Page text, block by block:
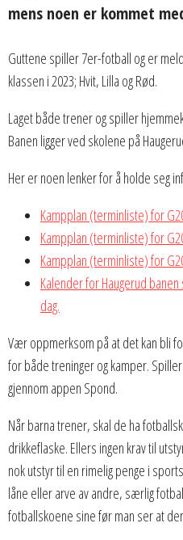
mens noen er kommet
Guttene spiller 7er-fotball og er
klassen i 2023; Hvit, Lilla og Rød.
Laget både trener og spiller
Banen ligger ved skolene på
Her er noen lenker for å holde seg
Kampplan (terminliste) for
Kampplan (terminliste) for
Kampplan (terminliste) for
Kalender for Haugerud
dag.
Vær oppmerksom på at det kan bli
for både treninger og kamper.
gjennom appen Spond.
Når barna trener, skal de ha
drikkeflaske. Ellers ingen krav til
nok utstyr til en rimelig penge i
låne eller arve av andre, særlig
fotballskoene sine før man ser at